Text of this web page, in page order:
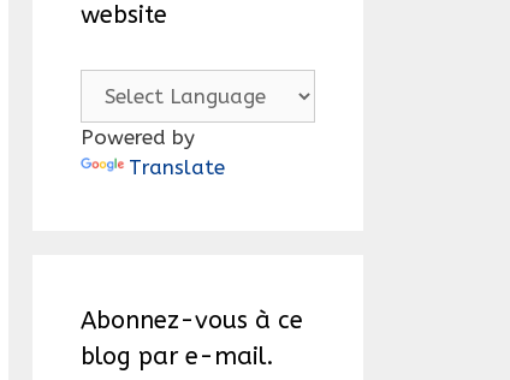
website
Powered by
Translate
Abonnez-vous à ce
blog par e-mail.